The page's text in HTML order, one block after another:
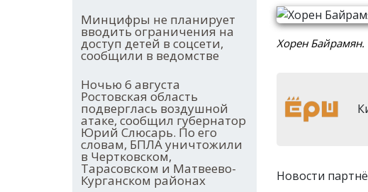
Минцифры не планирует
вводить ограничения на
доступ детей в соцсети,
сообщили в ведомстве
Ночью 6 августа
Ростовская область
подверглась воздушной
атаке, сообщил губернатор
Юрий Слюсарь. По его
словам, БПЛА уничтожили
в Чертковском,
Тарасовском и Матвеево-
Курганском районах
Хорен
Новости